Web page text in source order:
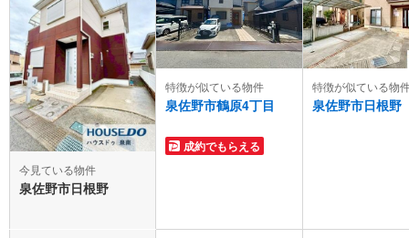
今見ている物件
泉佐野市日根野
特徴が似ている物件
泉佐野市鶴原4丁目
成約でもらえる
特徴が似ている物
泉佐野市日根野